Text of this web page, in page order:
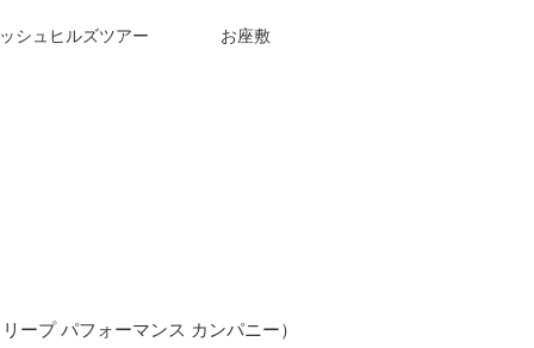
シュヒルズツアー お座敷
ープ パフォーマンス カンパニー）